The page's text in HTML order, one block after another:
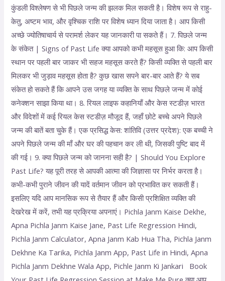
कुंडली विश्लेषण से भी पिछले जन्म की झलक मिल सकती है। विशेष रूप से राहु-
केतु, अष्टम भाव, और वृश्चिक राशि पर विशेष ध्यान दिया जाता है। आप किसी
अच्छे ज्योतिषाचार्य से परामर्श लेकर यह जानकारी पा सकते हैं। 7. पिछले जन्म
के संकेत | Signs of Past Life क्या आपको कभी महसूस हुआ कि: आप किसी
स्थान पर पहली बार जाकर भी सहज महसूस करते हैं? किसी व्यक्ति से पहली बार
मिलकर भी जुड़ाव महसूस होता है? कुछ खास सपने बार-बार आते हैं? ये सब
संकेत हो सकते हैं कि आपने उस जगह या व्यक्ति के साथ पिछले जन्म में कोई
कनेक्शन साझा किया था। 8. रियल लाइफ कहानियाँ और केस स्टडीज़ भारत
और विदेशों में कई रियल केस स्टडीज़ मौजूद हैं, जहाँ छोटे बच्चे अपने पिछले
जन्म की बातें बता चुके हैं। एक प्रसिद्ध केस: शांतिवि (उत्तर प्रदेश): एक बच्ची ने
अपने पिछले जन्म की माँ और घर की पहचान कर ली थी, जिसकी पुष्टि बाद में
की गई। 9. क्या पिछले जन्म को जानना सही है? | Should You Explore
Past Life? यह पूरी तरह से आपकी आत्मा की जिज्ञासा पर निर्भर करता है।
कभी-कभी पुराने जीवन की यादें वर्तमान जीवन को प्रभावित कर सकती हैं।
इसलिए यदि आप मानसिक रूप से तैयार हैं और किसी प्रशिक्षित व्यक्ति की
देखरेख में करें, तभी यह प्रक्रिया अपनाएं। Pichla Janm Kaise Dekhe,
Apna Pichla Janm Kaise Jane, Past Life Regression Hindi,
Pichla Janm Calculator, Apna Janm Kab Hua Tha, Pichla Janm
Dekhne Ka Tarika, Pichla Janm App, Past Life in Hindi, Apna
Pichla Janm Dekhne Wala App, Pichle Janm Ki Jankari Book